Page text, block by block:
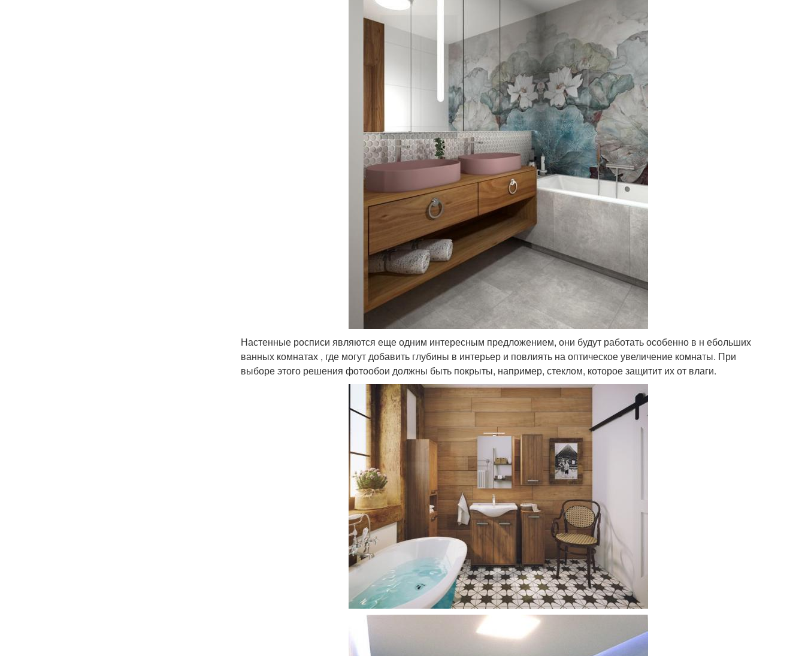
Настенные росписи являются еще одним интересным предложением, они будут работать особенно в н ебольших
ванных комнатах , где могут добавить глубины в интерьер и повлиять на оптическое увеличение комнаты. При
выборе этого решения фотообои должны быть покрыты, например, стеклом, которое защитит их от влаги.